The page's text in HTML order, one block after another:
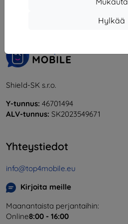
Hylkää
Shield-SK s.r.o.
Y-tunnus: 46701494
ALV-tunnus: SK2023549671
Yhteystiedot
info@top4mobile.eu
Kirjoita meille
Maanantaista perjantaihin:
Online8:00 - 16:00